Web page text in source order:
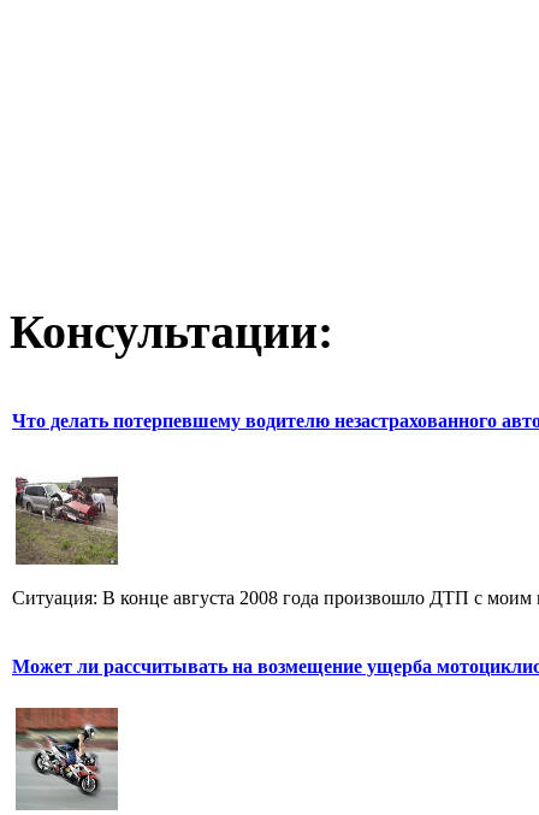
Консультации:
Что делать потерпевшему водителю незастрахованного
Ситуация: В конце августа 2008 года произвошло ДТП с моим
Может ли рассчитывать на возмещение ущерба